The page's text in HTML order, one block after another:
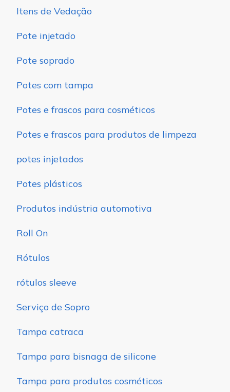
Itens de Vedação
Pote injetado
Pote soprado
Potes com tampa
Potes e frascos para cosméticos
Potes e frascos para produtos de limpeza
potes injetados
Potes plásticos
Produtos indústria automotiva
Roll On
Rótulos
rótulos sleeve
Serviço de Sopro
Tampa catraca
Tampa para bisnaga de silicone
Tampa para produtos cosméticos